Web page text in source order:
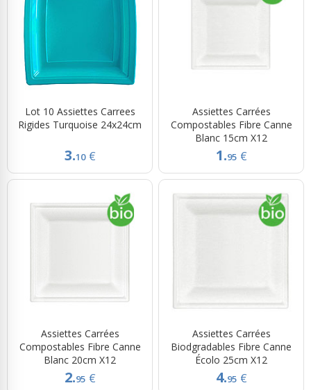
Lot 10 Assiettes Carrees
Rigides Turquoise 24x24cm
3.10 €
Assiettes Carrées
Compostables Fibre Canne
Blanc 15cm X12
1.95 €
Assiettes Carrées
Compostables Fibre Canne
Blanc 20cm X12
2.95 €
Assiettes Carrées
Biodgradables Fibre Canne
Écolo 25cm X12
4.95 €